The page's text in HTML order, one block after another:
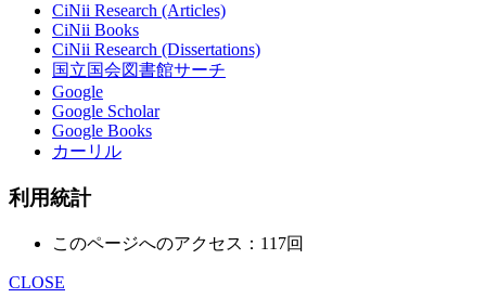
CiNii Research (Articles)
CiNii Books
CiNii Research (Dissertations)
国立国会図書館サーチ
Google
Google Scholar
Google Books
カーリル
利用統計
このページへのアクセス：117回
CLOSE